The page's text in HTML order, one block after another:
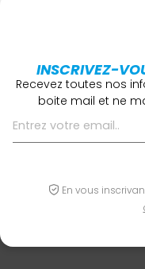
INSCRIVEZ-
Recevez toutes nos
boite mail et ne
En vous